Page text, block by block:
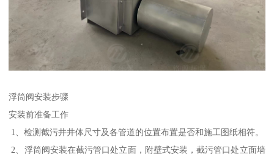
浮筒阀安装步骤
安装前准备工作
1、检测截污井井体尺寸及各管道的位置布置是否和施工图纸相符。
2、浮筒阀安装在截污管口处立面，附壁式安装，截污管口处立面墙